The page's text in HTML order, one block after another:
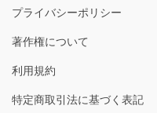
プライバシーポリシー
著作権について
利用規約
特定商取引法に基づく表記